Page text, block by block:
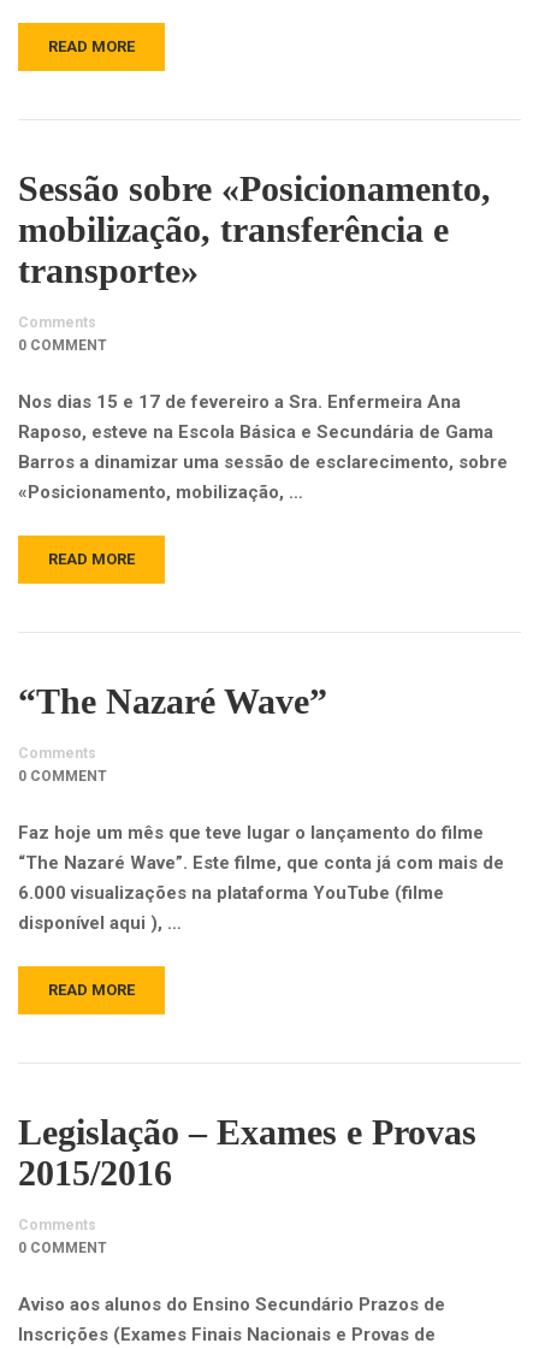
READ MORE
Sessão sobre «Posicionamento,
mobilização, transferência e
transporte»
Comments
0 COMMENT
Nos dias 15 e 17 de fevereiro a Sra. Enfermeira Ana
Raposo, esteve na Escola Básica e Secundária de Gama
Barros a dinamizar uma sessão de esclarecimento, sobre
«Posicionamento, mobilização, …
READ MORE
“The Nazaré Wave”
Comments
0 COMMENT
Faz hoje um mês que teve lugar o lançamento do filme
“The Nazaré Wave”. Este filme, que conta já com mais de
6.000 visualizações na plataforma YouTube (filme
disponível aqui ), …
READ MORE
Legislação – Exames e Provas
2015/2016
Comments
0 COMMENT
Aviso aos alunos do Ensino Secundário Prazos de
Inscrições (Exames Finais Nacionais e Provas de